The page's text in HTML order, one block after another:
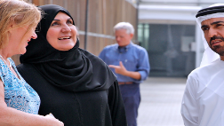
سياسة أمن
سياسة الموردين و
سياسة نظام